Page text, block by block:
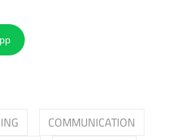
COMMUNICATION